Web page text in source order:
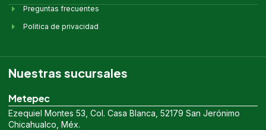
Preguntas frecuentes
Politica de privacidad
Nuestras sucursales
Metepec
Ezequiel Montes 53, Col. Casa Blanca, 52179 San Jerónimo
Chicahualco, Méx.